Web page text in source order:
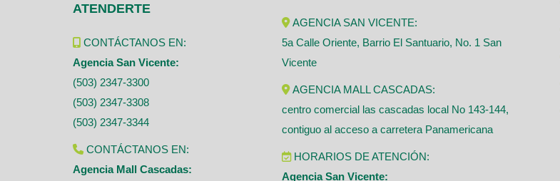
ATENDERTE
CONTÁCTANOS EN:
Agencia San Vicente:
(503) 2347-3300
(503) 2347-3308
(503) 2347-3344
CONTÁCTANOS EN:
Agencia Mall Cascadas:
AGENCIA SAN VICENTE:
5a Calle Oriente, Barrio El Santuario, No. 1 San
Vicente
AGENCIA MALL CASCADAS:
centro comercial las cascadas local No 143-144,
contiguo al acceso a carretera Panamericana
HORARIOS DE ATENCIÓN:
Agencia San Vicente: